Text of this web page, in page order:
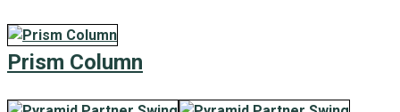
Prism Column